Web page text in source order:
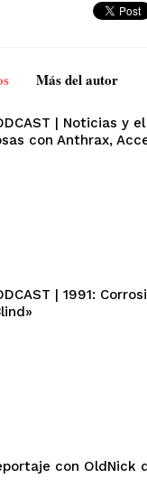
Más del autor
| Noticias y
con Anthrax,
| 1991:
con OldNick